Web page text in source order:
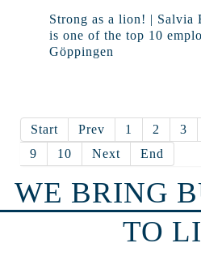
Strong as a lion! | Salvia
is one of the top 10
Göppingen
Start Prev 1 2 3
9
10 Next End
WE BRING
TO